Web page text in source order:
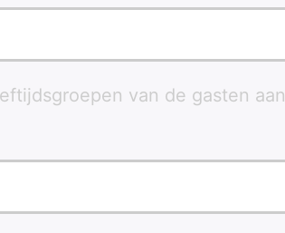
van de gasten aan